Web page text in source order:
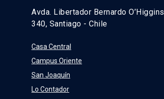
Avda. Libertador Bernardo O’Higgins
340, Santiago - Chile
Casa Central
Campus Oriente
San Joaquín
Lo Contador